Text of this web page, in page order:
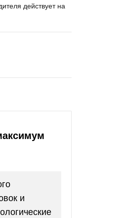
действует на
и